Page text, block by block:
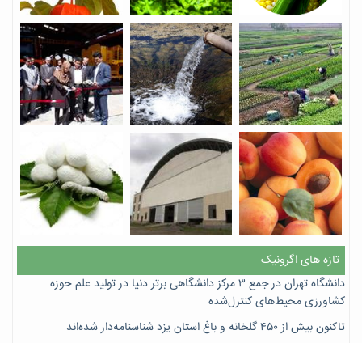
تازه های اگرونیک
دانشگاه تهران در جمع ۳ مرکز دانشگاهی برتر دنیا در تولید علم حوزه
کشاورزی محیط‌های کنترل‌شده
تاکنون بیش از ۴۵۰ گلخانه و باغ استان یزد شناسنامه‌دار شده‌اند